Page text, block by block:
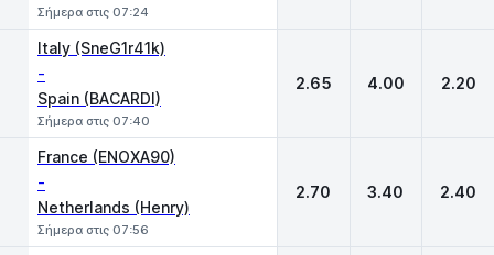
Σήμερα στις 07:24
Italy (SneG1r41k)
-
Spain (BACARDI)
Σήμερα στις 07:40
2.65 4.00 2.20
France (ENOXA90)
-
Netherlands (Henry)
Σήμερα στις 07:56
2.70 3.40 2.40